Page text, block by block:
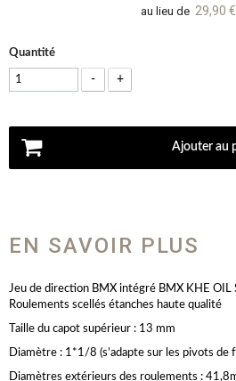
au lieu de 29,90 €
Quantité
- +
Ajouter au
EN SAVOIR PLUS
Jeu de direction BMX intégré BMX KHE OIL
Roulements scellés étanches haute qualité
Taille du capot supérieur : 13 mm
Diamètre : 1*1/8 (s’adapte sur les pivots de
Diamètres extérieurs des roulements :